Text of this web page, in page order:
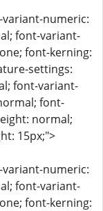
variant-numeric:
font-variant-
font-kerning:
settings:
font-variant-
font-
normal;
15px;">
variant-numeric:
font-variant-
font-kerning: